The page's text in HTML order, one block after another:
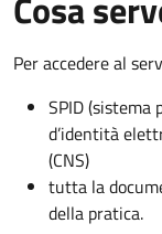
Per accedere al
SPID
d’identità
(CNS)
tutta la
della pratica.